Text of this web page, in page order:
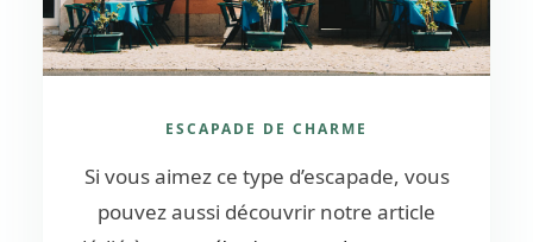
ESCAPADE DE CHARME
Si vous aimez ce type d’escapade, vous
pouvez aussi découvrir notre article